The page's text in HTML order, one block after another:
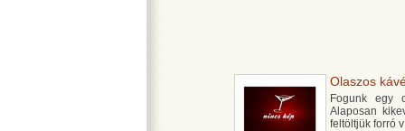
Olaszos
Fogunk egy
Alaposan
feltöltjük forró